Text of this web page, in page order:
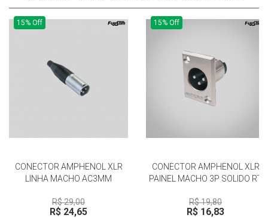
15% Off
CONECTOR AMPHENOL XLR
LINHA MACHO AC3MM
R$ 29,00
R$ 24,65
15% Off
CONECTOR AMPHENOL XLR
PAINEL MACHO 3P SOLIDO RT
R$ 19,80
R$ 16,83